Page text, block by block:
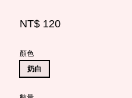
NT$ 120
顏色
奶白